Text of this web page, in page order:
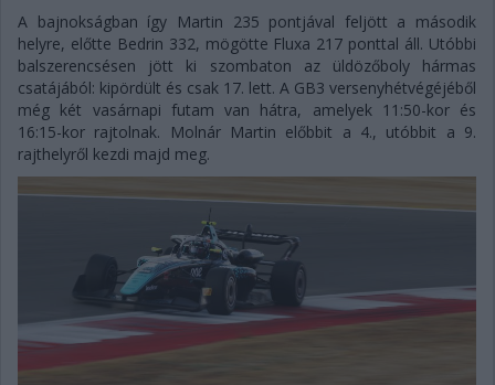
A bajnokságban így Martin 235 pontjával feljött a második
helyre, előtte Bedrin 332, mögötte Fluxa 217 ponttal áll. Utóbbi
balszerencsésen jött ki szombaton az üldözőboly hármas
csatájából: kipördült és csak 17. lett. A GB3 versenyhétvégéjéből
még két vasárnapi futam van hátra, amelyek 11:50-kor és
16:15-kor rajtolnak. Molnár Martin előbbit a 4., utóbbit a 9.
rajthelyről kezdi majd meg.